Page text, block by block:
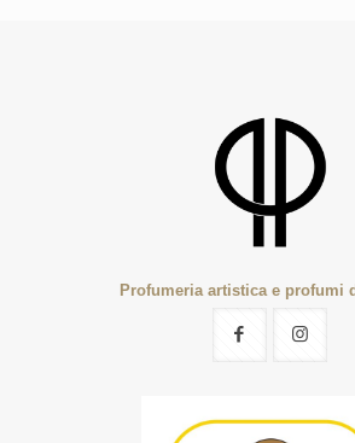
Profumeria artistica e profumi